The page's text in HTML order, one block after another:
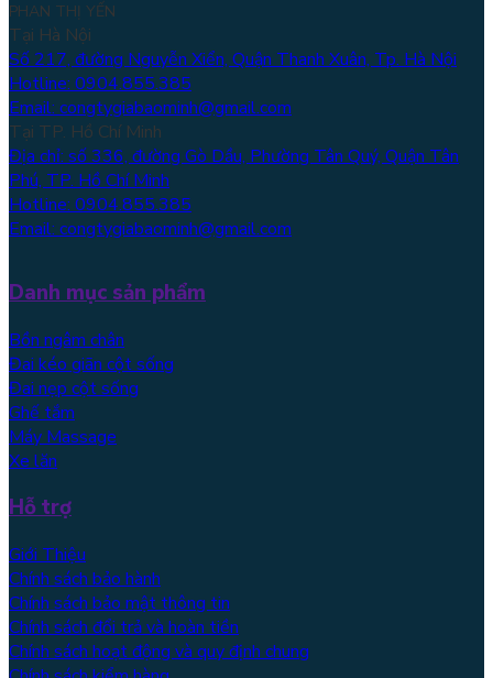
PHAN THỊ YẾN
Tại Hà Nội
Số 217, đường Nguyễn Xiển, Quận Thanh Xuân, Tp. Hà Nội
Hotline: 0904.855.385
Email: congtygiabaominh@gmail.com
Tại TP. Hồ Chí Minh
Địa chỉ: số 336, đường Gò Dầu, Phường Tân Quý, Quận Tân
Phú, TP. Hồ Chí Minh
Hotline: 0904.855.385
Email: congtygiabaominh@gmail.com
Danh mục sản phẩm
Bồn ngâm chân
Đai kéo giãn cột sống
Đai nẹp cột sống
Ghế tắm
Máy Massage
Xe lăn
Hỗ trợ
Giới Thiệu
Chính sách bảo hành
Chính sách bảo mật thông tin
Chính sách đổi trả và hoàn tiền
Chính sách hoạt động và quy định chung